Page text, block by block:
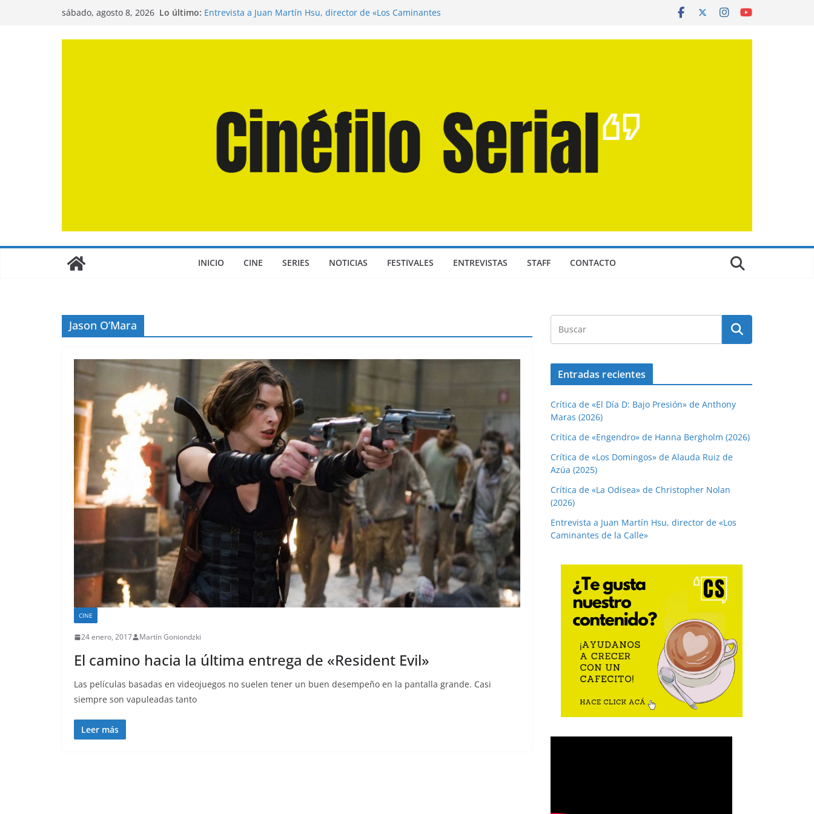
sábado, agosto 8, 2026 Lo último: Entrevista a Juan Martín Hsu, director de «Los Caminantes
INICIO CINE SERIES NOTICIAS FESTIVALES ENTREVISTAS STAFF CONTACTO
Jason O’Mara
CINE
24 enero, 2017 Martín Goniondzki
El camino hacia la última entrega de «Resident Evil»
Las películas basadas en videojuegos no suelen tener un buen desempeño en la pantalla grande. Casi
siempre son vapuleadas tanto
Leer más
Entradas recientes
Crítica de «El Día D: Bajo Presión» de Anthony
Maras (2026)
Crítica de «Engendro» de Hanna Bergholm (2026)
Crítica de «Los Domingos» de Alauda Ruiz de
Azúa (2025)
Crítica de «La Odisea» de Christopher Nolan
(2026)
Entrevista a Juan Martín Hsu, director de «Los
Caminantes de la Calle»